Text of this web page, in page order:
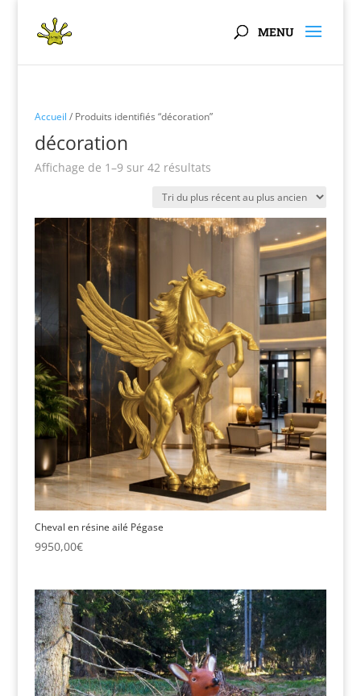
Accueil / Produits identifiés “décoration”
décoration
Affichage de 1–9 sur 42 résultatsTrié
plus
au
plus
Cheval en résine ailé Pégase
9950,00€